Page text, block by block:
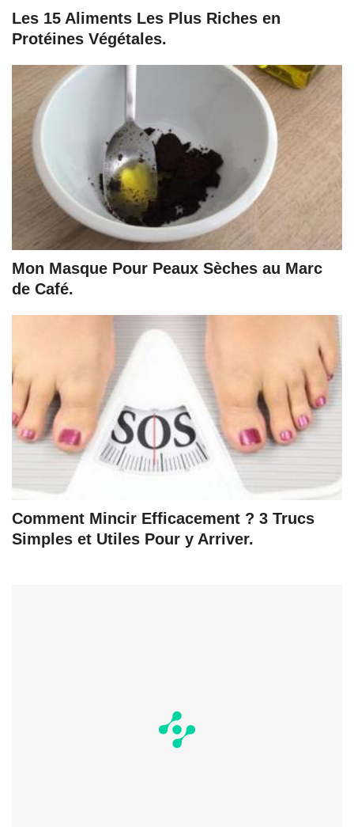
Les 15 Aliments Les Plus Riches en
Protéines Végétales.
Mon Masque Pour Peaux Sèches au Marc
de Café.
Comment Mincir Efficacement ? 3 Trucs
Simples et Utiles Pour y Arriver.